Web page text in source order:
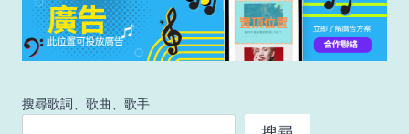
搜尋歌詞、歌曲、歌手